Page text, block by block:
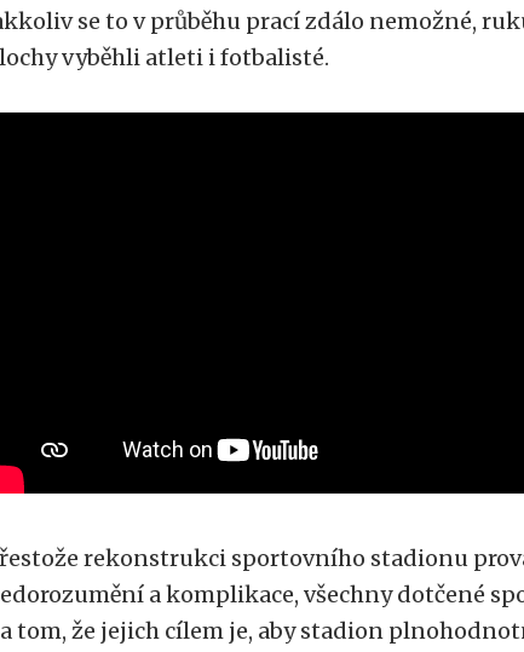
se to v průběhu prací zdálo nemožné,
vyběhli atleti i fotbalisté.
rekonstrukci sportovního stadionu
a komplikace, všechny dotčené
tom, že jejich cílem je, aby stadion